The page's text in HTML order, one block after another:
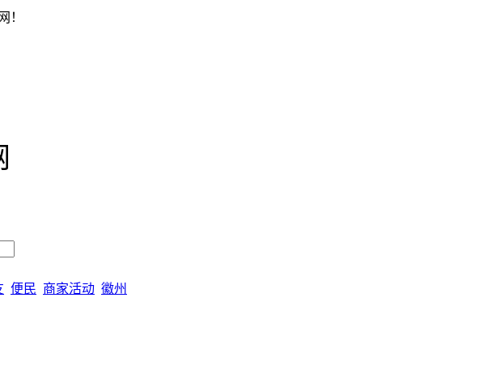
！
便民 商家活动 徽州